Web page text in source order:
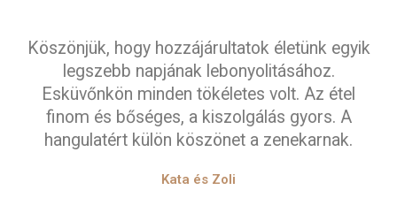
Köszönjük, hogy hozzájárultatok életünk egyik
legszebb napjának lebonyolitásához.
Esküvőnkön minden tökéletes volt. Az étel
finom és bőséges, a kiszolgálás gyors. A
hangulatért külön köszönet a zenekarnak.
Kata és Zoli